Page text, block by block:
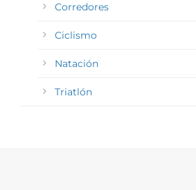
Corredores
Ciclismo
Natación
Triatlón